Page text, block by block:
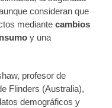
consideran que
mediante cambios
y una
profesor de
Flinders (Australia),
demográficos y